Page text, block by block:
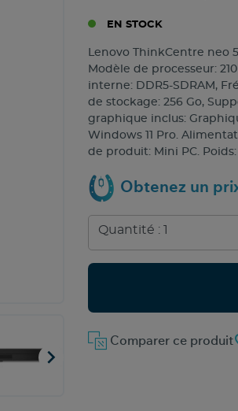

EN STOCK
Lenovo ThinkCentre neo
Modèle de processeur:
interne: DDR5-SDRAM,
de stockage: 256 Go,
graphique inclus:
Windows 11 Pro.
de produit: Mini PC.
Obtenez un
Comparer ce produit